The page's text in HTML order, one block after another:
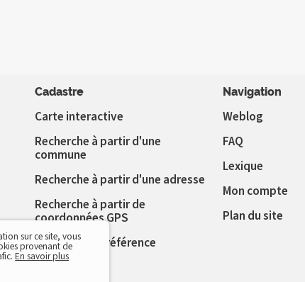
sur ce site, vous
provenant de
En savoir plus
Cadastre
Carte interactive
Recherche à partir d'une
commune
Recherche à partir d'une adresse
Recherche à partir de
coordonnées GPS
Vérifier votre référence
cadastrale
Navigation
Weblog
FAQ
Lexique
Mon compte
Plan du site